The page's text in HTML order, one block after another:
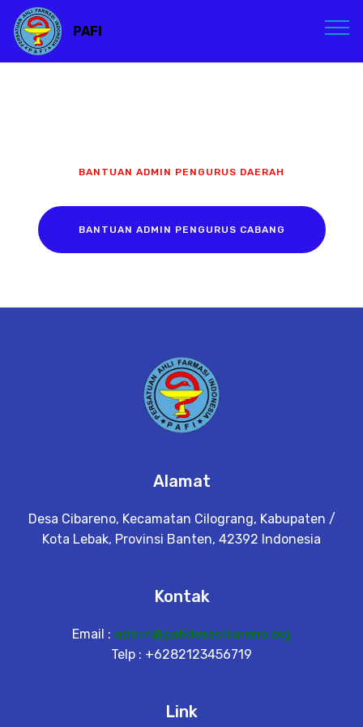
PAFI
BANTUAN ADMIN PENGURUS DAERAH
BANTUAN ADMIN PENGURUS CABANG
Alamat
Desa Cibareno, Kecamatan Cilograng, Kabupaten /
Kota Lebak, Provinsi Banten, 42392 Indonesia
Kontak
Email : admin@pafidesacibareno.org
Telp : +6282123456719
Link